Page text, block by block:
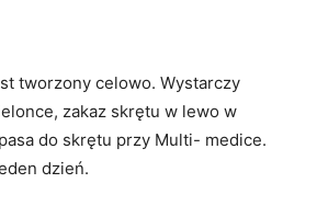
tworzony celowo. Wystarczy
zakaz skrętu w lewo w
do skrętu przy Multi- medice.
dzień.